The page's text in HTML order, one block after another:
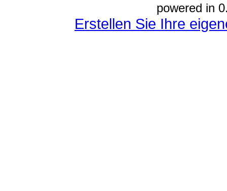
powered in
Erstellen Sie Ihre